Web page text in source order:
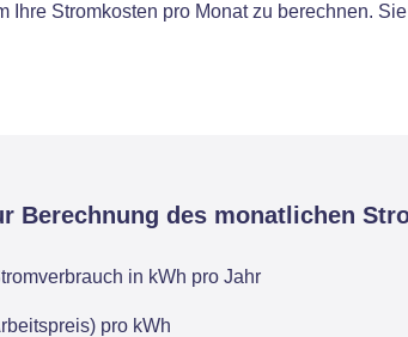
Ihre Stromkosten pro Monat zu berechnen.
Berechnung des monatlichen
in kWh pro Jahr
pro kWh